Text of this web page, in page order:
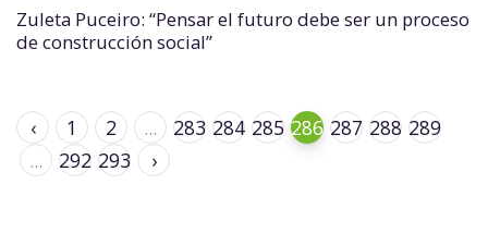
Zuleta Puceiro: “Pensar el futuro debe ser un proceso
de construcción social”
‹ 1 2 ... 283 284 285 286 287 288 289
...
292 293 ›